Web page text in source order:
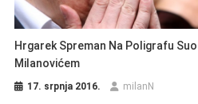
Hrgarek Spreman Na Poligrafu
Milanovićem
17. srpnja 2016. milanN